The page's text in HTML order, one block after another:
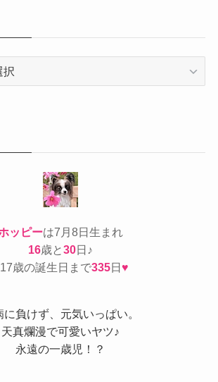
ッピーは7月8日生まれ
16歳と30日♪
17歳の誕生日まで335日♥
に負けず、元気いっぱい。
天真爛漫で可愛いヤツ♪
永遠の一歳児！？